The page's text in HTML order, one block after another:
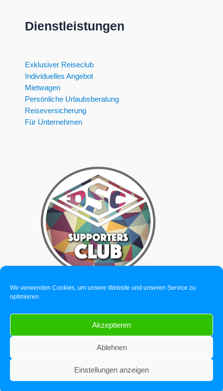
Wir verwenden Cookies, um unsere Website und unseren Service zu
optimieren.
Akzeptieren
Ablehnen
Einstellungen anzeigen
Dienstleistungen
Exklusiver Reiseclub
Individuelles Angebot
Mietwagen
Persönliche Urlaubsberatung
Reiseversicherung
Für Unternehmen
© 2026 reisebuero-deggendorf.de | Dein Reisebüro in Deggendorf.
Detterstraße 11a, 94469 Deggendorf